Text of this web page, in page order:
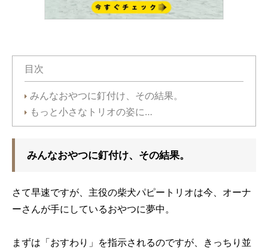
目次
みんなおやつに釘付け、その結果。
もっと小さなトリオの姿に…
みんなおやつに釘付け、その結果。
さて早速ですが、主役の柴犬パピートリオは今、オーナ
ーさんが手にしているおやつに夢中。
まずは「おすわり」を指示されるのですが、きっちり並